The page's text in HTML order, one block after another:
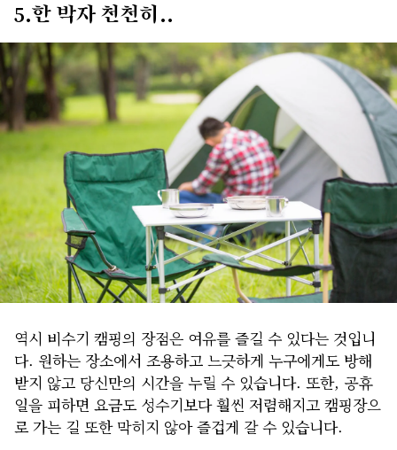
5.한 박자 천천히..
역시 비수기 캠핑의 장점은 여유를 즐길 수 있다는 것입니
다. 원하는 장소에서 조용하고 느긋하게 누구에게도 방해
받지 않고 당신만의 시간을 누릴 수 있습니다. 또한, 공휴
일을 피하면 요금도 성수기보다 훨씬 저렴해지고 캠핑장으
로 가는 길 또한 막히지 않아 즐겁게 갈 수 있습니다.